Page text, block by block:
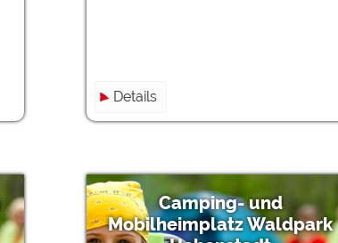
Details
Camping- und
Mobilheimplatz Waldpark